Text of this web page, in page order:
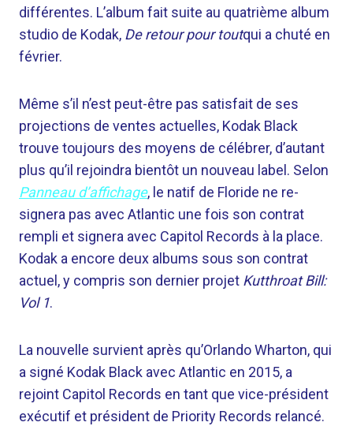
différentes. L’album fait suite au quatrième album
studio de Kodak, De retour pour toutqui a chuté en
février.
Même s’il n’est peut-être pas satisfait de ses
projections de ventes actuelles, Kodak Black
trouve toujours des moyens de célébrer, d’autant
plus qu’il rejoindra bientôt un nouveau label. Selon
Panneau d’affichage, le natif de Floride ne re-
signera pas avec Atlantic une fois son contrat
rempli et signera avec Capitol Records à la place.
Kodak a encore deux albums sous son contrat
actuel, y compris son dernier projet Kutthroat Bill:
Vol 1.
La nouvelle survient après qu’Orlando Wharton, qui
a signé Kodak Black avec Atlantic en 2015, a
rejoint Capitol Records en tant que vice-président
exécutif et président de Priority Records relancé.